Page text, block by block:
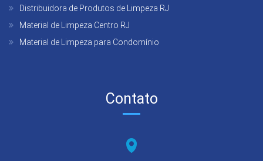
Distribuidora de Produtos de Limpeza RJ
Material de Limpeza Centro RJ
Material de Limpeza para Condomínio
Contato